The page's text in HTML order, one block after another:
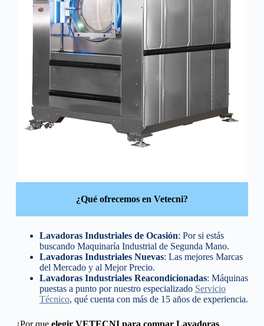
¿Qué ofrecemos en Vetecni?
Lavadoras Industriales de Ocasión: Por si estás
buscando Maquinaría Industrial de Segunda Mano.
Lavadoras Industriales Nuevas: Las mejores Marcas
del Mercado y al Mejor Precio.
Lavadoras Industriales Reacondicionadas: Máquinas
puestas a punto por nuestro especializado Servicio
Técnico, qué cuenta con más de 15 años de experiencia.
¿Por queelegir VETECNI para compar Lavadoras